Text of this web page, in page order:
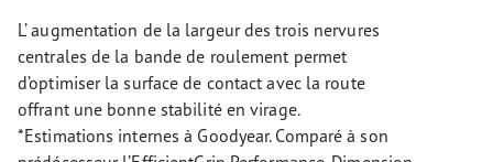
L’ augmentation de la largeur des trois nervures
centrales de la bande de roulement permet
d’optimiser la surface de contact avec la route
offrant une bonne stabilité en virage.
*Estimations internes à Goodyear. Comparé à son